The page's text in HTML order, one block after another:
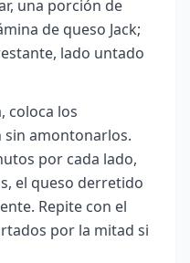
una porción de
de queso Jack;
lado untado
coloca los
sin amontonarlos.
por cada lado,
el queso derretido
Repite con el
por la mitad si